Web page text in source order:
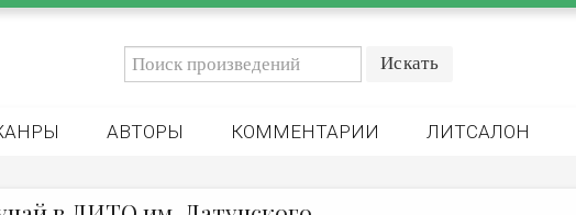
АВТОРЫ КОММЕНТАРИИ ЛИТСАЛОН